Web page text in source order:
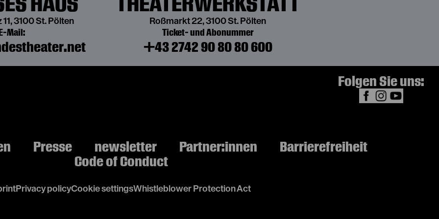
3100 St. Pölten Roßmarkt 22, 3100 St. Pölten
Ticket- und Abonummer
+43 2742 90 80 80 600
Mail:
Folgen Sie uns:
Presse newsletter Partner:innen
Barrierefreiheit
Code of Conduct
Privacy policyCookie settingsWhistleblower Protection Act